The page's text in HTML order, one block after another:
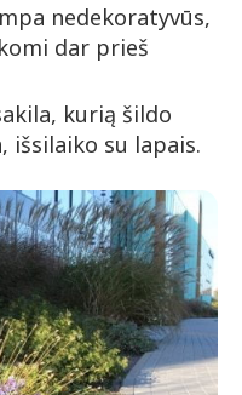
nedekoratyvūs,
dar prieš
kurią šildo
išsilaiko su lapais.